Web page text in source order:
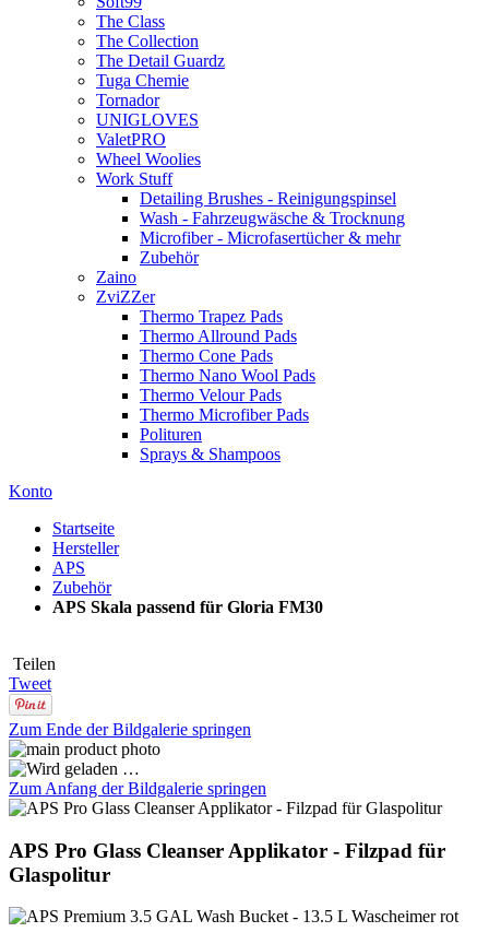
The Class
The Collection
The Detail Guardz
Tuga Chemie
Tornador
UNIGLOVES
ValetPRO
Wheel Woolies
Work Stuff
Detailing Brushes - Reinigungspinsel
Wash - Fahrzeugwäsche & Trocknung
Microfiber - Microfasertücher & mehr
Zubehör
Zaino
ZviZZer
Thermo Trapez Pads
Thermo Allround Pads
Thermo Cone Pads
Thermo Nano Wool Pads
Thermo Velour Pads
Thermo Microfiber Pads
Polituren
Sprays & Shampoos
Konto
Startseite
Hersteller
APS
Zubehör
APS Skala passend für Gloria FM30
Teilen
Tweet
Zum Ende der Bildgalerie springen
Zum Anfang der Bildgalerie springen
APS Pro Glass Cleanser Applikator - Filzpad für
Glaspolitur